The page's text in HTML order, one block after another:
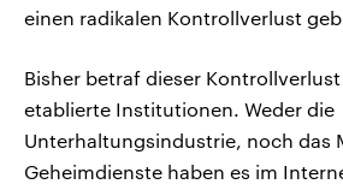
einen radikalen Kontrollverlust
Bisher betraf dieser
etablierte Institutionen. Weder die
Unterhaltungsindustrie, noch das
Geheimdienste haben es im